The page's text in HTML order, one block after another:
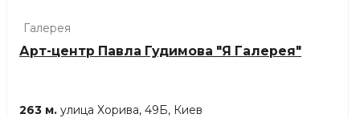
Галерея
Арт-центр Павла Гудимова "Я Галерея"
263 м. улица Хорива, 49Б, Киев